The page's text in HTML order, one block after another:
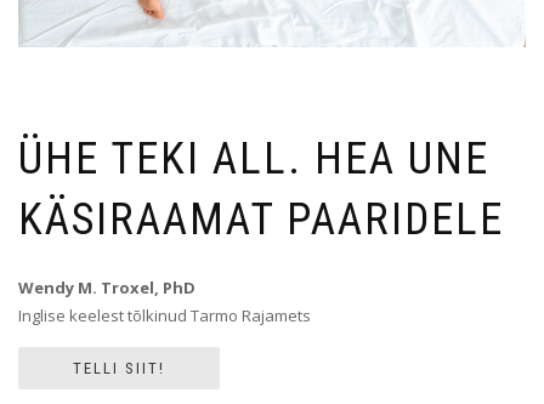
ÜHE TEKI ALL. HEA UNE
KÄSIRAAMAT PAARIDELE
Wendy M. Troxel, PhD
Inglise keelest tõlkinud Tarmo Rajamets
TELLI SIIT!